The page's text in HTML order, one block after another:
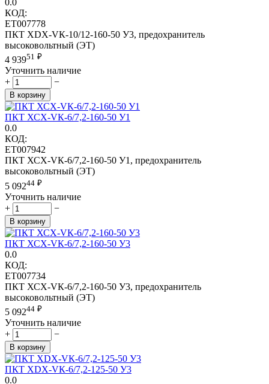
КОД:
ET007778
ПКТ ХDХ-VК-10/12-160-50 У3, предохранитель
высоковольтный (ЭТ)
4 93951 ₽
Уточнить наличие
+
−
В корзину
ПКТ ХСХ-VК-6/7,2-160-50 У1
0.0
КОД:
ET007942
ПКТ ХСХ-VК-6/7,2-160-50 У1, предохранитель
высоковольтный (ЭТ)
5 09244 ₽
Уточнить наличие
+
−
В корзину
ПКТ ХСХ-VК-6/7,2-160-50 У3
0.0
КОД:
ET007734
ПКТ ХСХ-VК-6/7,2-160-50 У3, предохранитель
высоковольтный (ЭТ)
5 09244 ₽
Уточнить наличие
+
−
В корзину
ПКТ ХDХ-VК-6/7,2-125-50 У3
0.0